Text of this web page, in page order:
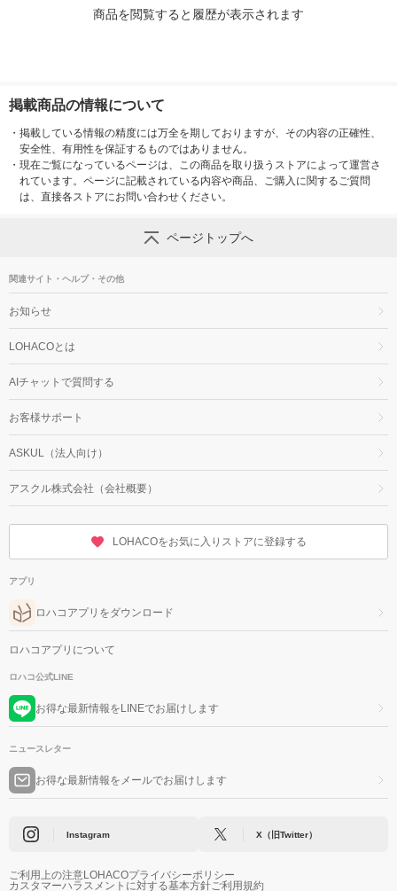
商品を閲覧すると履歴が表示されます
掲載商品の情報について
・ 掲載している情報の精度には万全を期しておりますが、その内容の正確性、
安全性、有用性を保証するものではありません。
・ 現在ご覧になっているページは、この商品を取り扱うストアによって運営さ
れています。ページに記載されている内容や商品、ご購入に関するご質問
は、直接各ストアにお問い合わせください。
ページトップへ
関連サイト・ヘルプ・その他
お知らせ
LOHACOとは
AIチャットで質問する
お客様サポート
ASKUL（法人向け）
アスクル株式会社（会社概要）
LOHACOをお気に入りストアに登録する
アプリ
ロハコアプリをダウンロード
ロハコアプリについて
ロハコ公式LINE
お得な最新情報をLINEでお届けします
ニュースレター
お得な最新情報をメールでお届けします
Instagram X（旧Twitter）
ご利用上の注意LOHACOプライバシーポリシー
カスタマーハラスメントに対する基本方針ご利用規約